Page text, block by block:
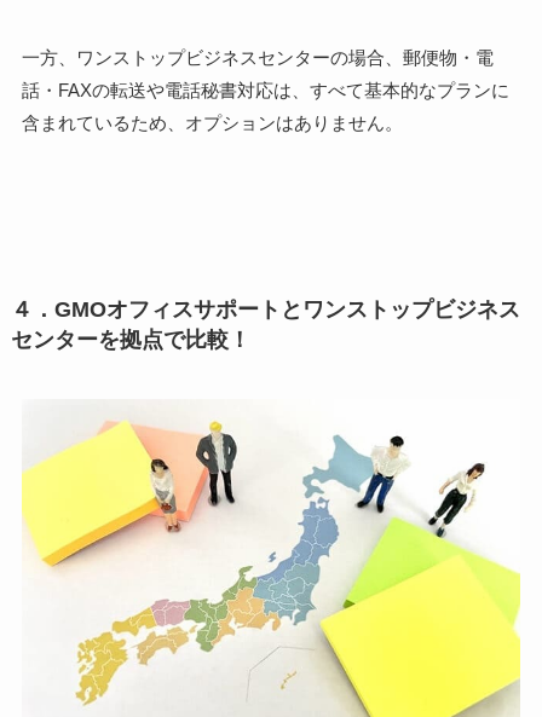
一方、ワンストップビジネスセンターの場合、郵便物・電
話・FAXの転送や電話秘書対応は、すべて基本的なプランに
含まれているため、オプションはありません。
４．GMOオフィスサポートとワンストップビジネス
センターを拠点で比較！